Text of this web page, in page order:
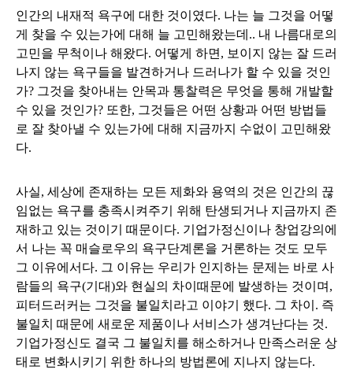
인간의 내재적 욕구에 대한 것이였다. 나는 늘 그것을 어떻
게 찾을 수 있는가에 대해 늘 고민해왔는데.. 내 나름대로의
고민을 무척이나 해왔다. 어떻게 하면, 보이지 않는 잘 드러
나지 않는 욕구들을 발견하거나 드러나가 할 수 있을 것인
가? 그것을 찾아내는 안목과 통찰력은 무엇을 통해 개발할
수 있을 것인가? 또한, 그것들은 어떤 상황과 어떤 방법들
로 잘 찾아낼 수 있는가에 대해 지금까지 수없이 고민해왔
다.
사실, 세상에 존재하는 모든 제화와 용역의 것은 인간의 끊
임없는 욕구를 충족시켜주기 위해 탄생되거나 지금까지 존
재하고 있는 것이기 때문이다. 기업가정신이나 창업강의에
서 나는 꼭 매슬로우의 욕구단계론을 거론하는 것도 모두
그 이유에서다. 그 이유는 우리가 인지하는 문제는 바로 사
람들의 욕구(기대)와 현실의 차이때문에 발생하는 것이며,
피터드러커는 그것을 불일치라고 이야기 했다. 그 차이. 즉
불일치 때문에 새로운 제품이나 서비스가 생겨난다는 것.
기업가정신도 결국 그 불일치를 해소하거나 만족스러운 상
태로 변화시키기 위한 하나의 방법론에 지나지 않는다.